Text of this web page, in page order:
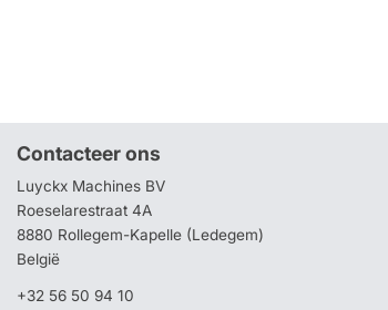
Contacteer ons
Luyckx Machines BV
Roeselarestraat 4A
8880 Rollegem-Kapelle (Ledegem)
België
+32 56 50 94 10